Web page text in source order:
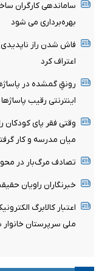
ساماندهی کارگران
بهره‌برداری می شود
فاش شدن راز
اعتراف کرد
رونقِ گمشده در
اینترنتی رقیب
وقتی فقر پای کودکان
میان مدرسه و کار
تصادف مرگ‌بار در محور
خبرنگاران راویان
اعتبار کالابرگ
ملی سرپرستان